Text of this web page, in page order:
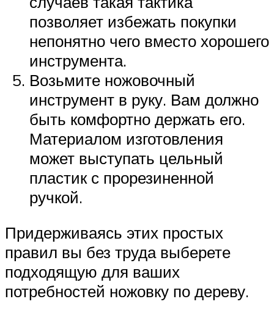
позволяет избежать покупки
непонятно чего вместо хорошего
инструмента.
Возьмите ножовочный
инструмент в руку. Вам должно
быть комфортно держать его.
Материалом изготовления
может выступать цельный
пластик с прорезиненной
ручкой.
Придерживаясь этих простых
правил вы без труда выберете
подходящую для ваших
потребностей ножовку по дереву.